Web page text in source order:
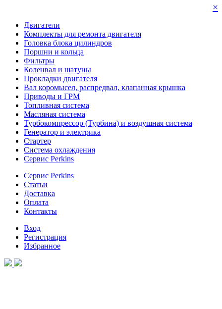
×
Двигатели
Комплекты для ремонта двигателя
Головка блока цилиндров
Поршни и кольца
Фильтры
Коленвал и шатуны
Прокладки двигателя
Вал коромысел, распредвал, клапанная крышка
Приводы и ГРМ
Топливная система
Масляная система
Турбокомпрессор (Турбина) и воздушная система
Генератор и электрика
Стартер
Система охлаждения
Сервис Perkins
Сервис Perkins
Статьи
Доставка
Оплата
Контакты
Вход
Регистрация
Избранное